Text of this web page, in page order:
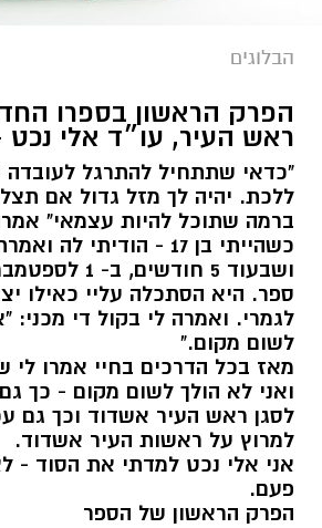
הבלוגים
הפרק הראשון בספרו
ראש העיר, עו״ד אלי נכט
"כדאי שתתחיל להתרגל לעובדה
ללכת. יהיה לך מזל גדול אם
ברמה שתוכל להיות עצמאי"
כשהייתי בן 17 - הודיתי
ושבעוד 5
ספר. היא הסתכלה עליי כאילו
לגמרי. ואמרה לי בקול די מכני:
לשום מקום."
מאז בכל הדרכים בחיי אמרו לי
ואני לא הולך לשום מקום - כך
לסגן ראש העיר אשדוד וכך גם
למרוץ על ראשות העיר אשדוד.
אני אלי נכט למדתי את הסוד -
פעם.
הפרק הראשון של הספר